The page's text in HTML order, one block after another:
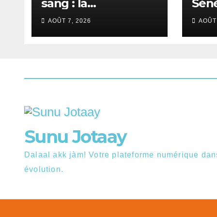
sang : la
mobilisation
s’intensifie au CNTS
de Dakar.
AOÛT 7, 2026
la
Sunu Jotaay
Dalaal akk jàm! Votre plateforme numérique
évolution.